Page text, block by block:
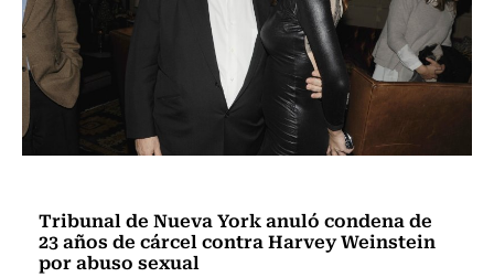
Tribunal de Nueva York anuló condena de
23 años de cárcel contra Harvey Weinstein
por abuso sexual